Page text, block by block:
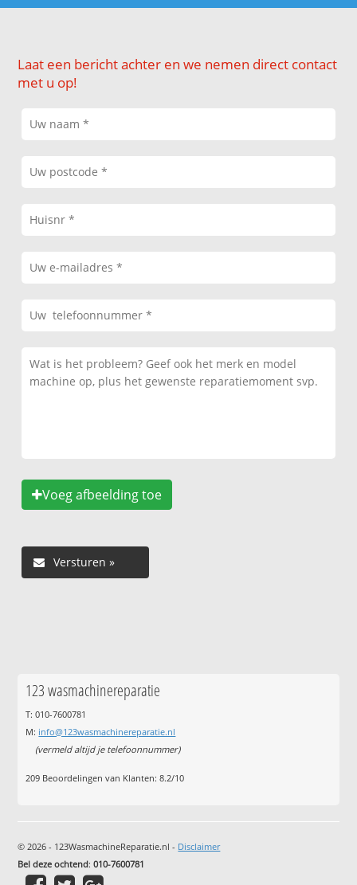
Laat een bericht achter en we nemen direct contact
met u op!
Voeg afbeelding toe
123 wasmachinereparatie
T: 010-7600781
M: info@123wasmachinereparatie.nl
(vermeld altijd je telefoonnummer)
209 Beoordelingen van Klanten:8.2/10
© 2026 - 123WasmachineReparatie.nl - Disclaimer
Bel deze ochtend:010-7600781